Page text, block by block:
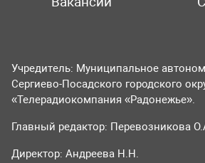
Учредитель: Муниципальное
Сергиево-Посадского городского
«Телерадиокомпания «Радонежье».
Главный редактор: Перевозникова
Директор: Андреева Н.Н.